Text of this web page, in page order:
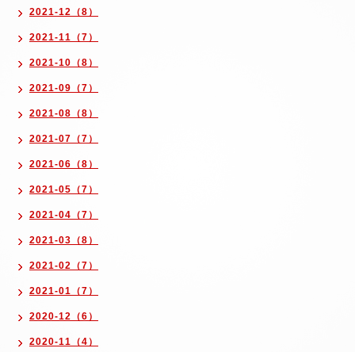
2021-12（8）
2021-11（7）
2021-10（8）
2021-09（7）
2021-08（8）
2021-07（7）
2021-06（8）
2021-05（7）
2021-04（7）
2021-03（8）
2021-02（7）
2021-01（7）
2020-12（6）
2020-11（4）